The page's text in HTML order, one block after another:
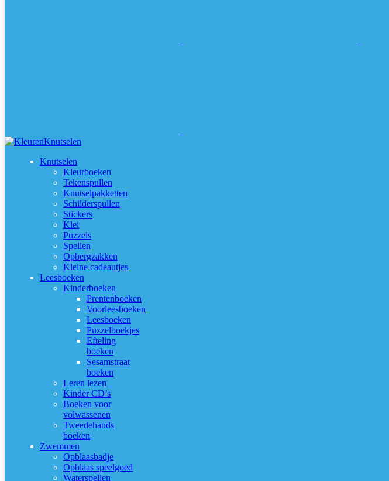
Knutselen
Kleurboeken
Tekenspullen
Knutselpakketten
Schilderspullen
Stickers
Klei
Puzzels
Spellen
Opbergzakken
Kleine cadeautjes
Leesboeken
Kinderboeken
Prentenboeken
Voorleesboeken
Leesboeken
Puzzelboekjes
Efteling
boeken
Sesamstraat
boeken
Leren lezen
Kinder CD’s
Boeken voor
volwassenen
Tweedehands
boeken
Zwemmen
Opblaasbadje
Opblaas speelgoed
Waterspellen